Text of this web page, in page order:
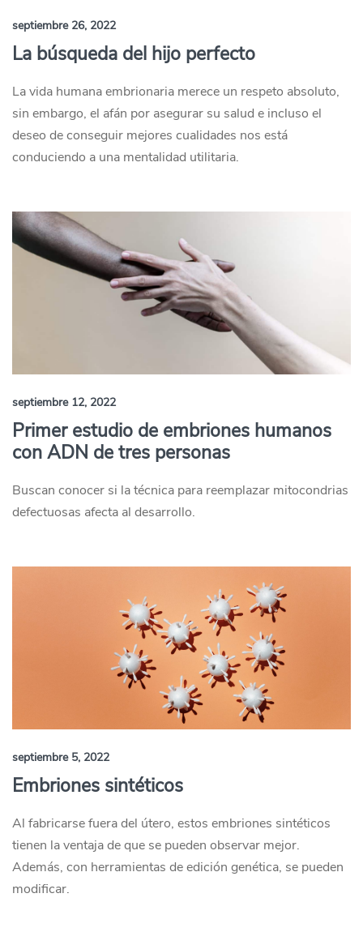
septiembre 26, 2022
La búsqueda del hijo perfecto
La vida humana embrionaria merece un respeto absoluto,
sin embargo, el afán por asegurar su salud e incluso el
deseo de conseguir mejores cualidades nos está
conduciendo a una mentalidad utilitaria.
septiembre 12, 2022
Primer estudio de embriones humanos
con ADN de tres personas
Buscan conocer si la técnica para reemplazar mitocondrias
defectuosas afecta al desarrollo.
septiembre 5, 2022
Embriones sintéticos
Al fabricarse fuera del útero, estos embriones sintéticos
tienen la ventaja de que se pueden observar mejor.
Además, con herramientas de edición genética, se pueden
modificar.